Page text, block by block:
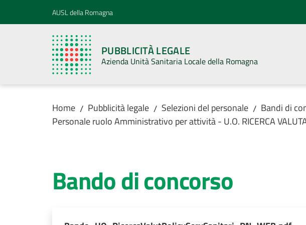
Vai al contenuto
Vai alla navigazioneAUSL della Romagna
PUBBLICITÀ LEGALE
Azienda Unità Sanitaria Locale della Romagna
Home / Pubblicità legale / Selezioni del personale / Bandi di
Personale ruolo Amministrativo per attività - U.O. RICERCA
Bando di concorso